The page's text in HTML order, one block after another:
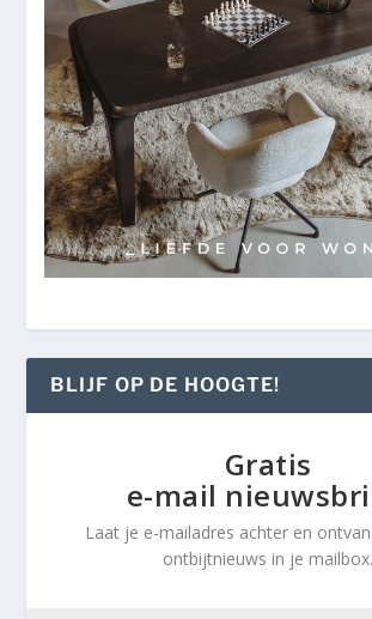
BLIJF OP DE HOOGTE!
Gratis
e-mail
Laat je e-mailadres achter en
ontbijtnieuws in je mailbox.